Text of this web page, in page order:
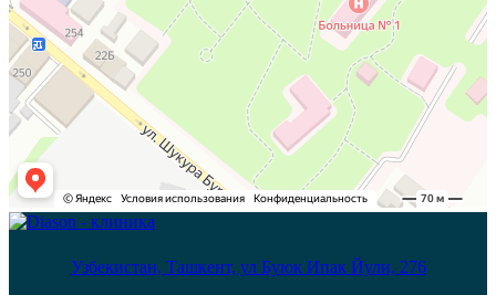
Узбекистан, Ташкент, ул Буюк Ипак Йули, 276